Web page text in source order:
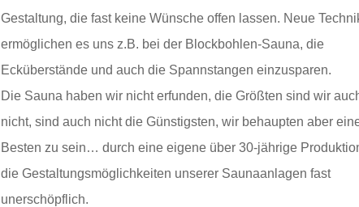
Gestaltung, die fast keine Wünsche offen lassen. Neue
ermöglichen es uns z.B. bei der Blockbohlen-Sauna, die
Ecküberstände und auch die Spannstangen einzusparen.
Die Sauna haben wir nicht erfunden, die Größten sind wir
nicht, sind auch nicht die Günstigsten, wir behaupten aber
Besten zu sein… durch eine eigene über 30-jährige
die Gestaltungsmöglichkeiten unserer Saunaanlagen fast
unerschöpflich.